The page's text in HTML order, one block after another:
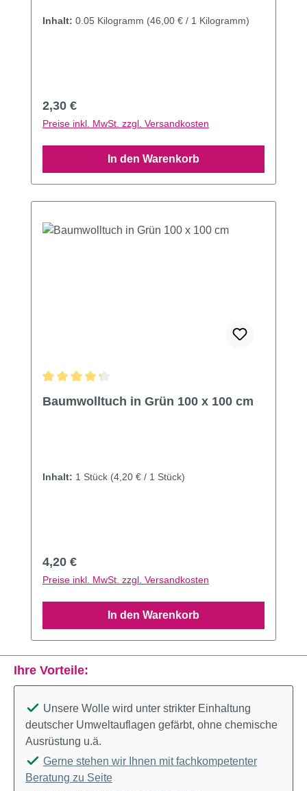
Inhalt: 0.05 Kilogramm (46,00 € / 1 Kilogramm)
Regulärer Preis:
2,30 €
Preise inkl. MwSt. zzgl. Versandkosten
In den Warenkorb
Baumwolltuch in Grün 100 x 100 cm
Inhalt: 1 Stück (4,20 € / 1 Stück)
Regulärer Preis:
4,20 €
Preise inkl. MwSt. zzgl. Versandkosten
In den Warenkorb
Ihre Vorteile:
Unsere Wolle wird unter strikter Einhaltung
deutscher Umweltauflagen gefärbt, ohne chemische
Ausrüstung u.ä.
Gerne stehen wir Ihnen mit fachkompetenter
Beratung zu Seite